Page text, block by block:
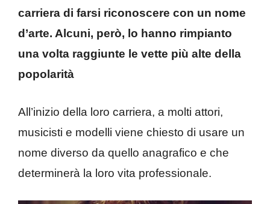
carriera di farsi riconoscere con un nome
d’arte. Alcuni, però, lo hanno rimpianto
una volta raggiunte le vette più alte della
popolarità
All’inizio della loro carriera, a molti attori,
musicisti e modelli viene chiesto di usare un
nome diverso da quello anagrafico e che
determinerà la loro vita professionale.